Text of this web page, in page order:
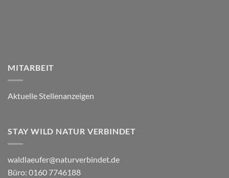
MITARBEIT
Aktuelle Stellenanzeigen
STAY WILD NATUR VERBINDET
waldlaeufer@naturverbindet.de
Büro: 0160 7746188